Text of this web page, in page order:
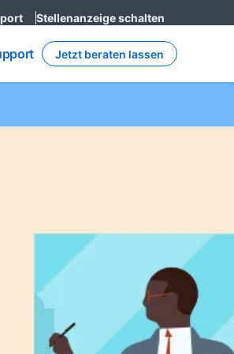
Stellenanzeige schalten
Jetzt beraten lassen